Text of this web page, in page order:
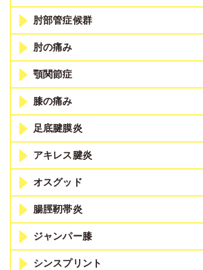
肘部管症候群
肘の痛み
顎関節症
膝の痛み
足底腱膜炎
アキレス腱炎
オスグッド
腸脛靭帯炎
ジャンパー膝
シンスプリント